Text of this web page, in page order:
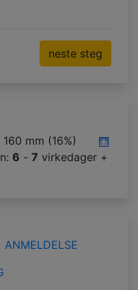
neste steg
160 mm (16%)
6 - 7 virkedager +
ANMELDELSE